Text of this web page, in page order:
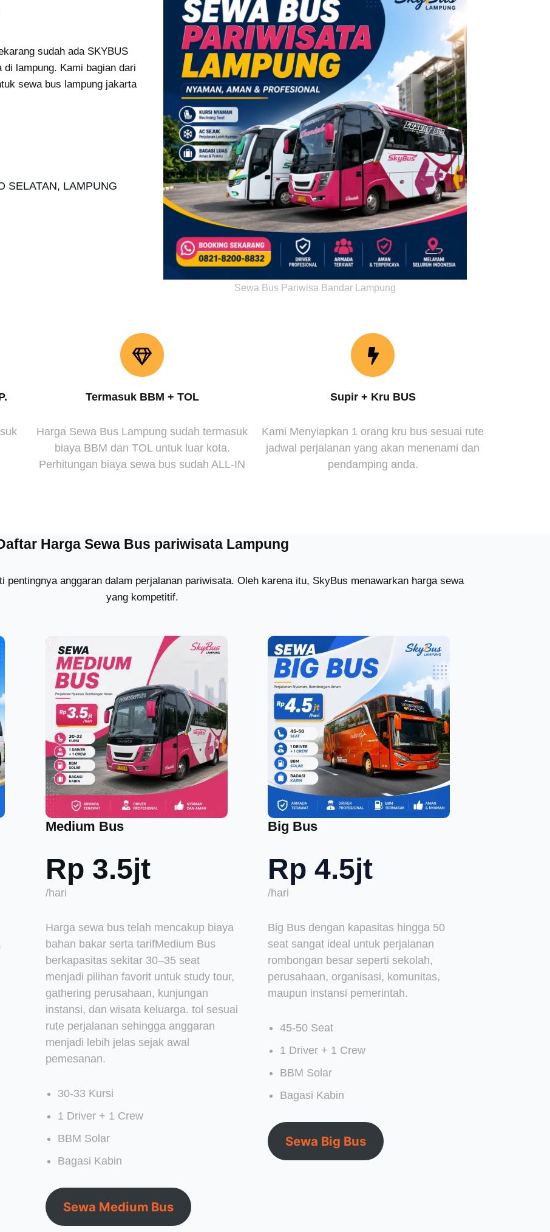
sudah ada SKYBUS
lampung. Kami bagian dari
sewa bus lampung jakarta
SELATAN, LAMPUNG
Sewa Bus Pariwisa Bandar Lampung
Termasuk BBM + TOL
Harga Sewa Bus Lampung sudah termasuk
biaya BBM dan TOL untuk luar kota.
Perhitungan biaya sewa bus sudah ALL-IN
Supir + Kru BUS
Kami Menyiapkan 1 orang kru bus sesuai rute
jadwal perjalanan yang akan menenami dan
pendamping anda.
Harga Sewa Bus pariwisata Lampung
pentingnya anggaran dalam perjalanan pariwisata. Oleh karena itu, SkyBus menawarkan harga sewa
yang kompetitif.
Medium Bus
Rp 3.5jt
/hari
Harga sewa bus telah mencakup biaya
bahan bakar serta tarifMedium Bus
berkapasitas sekitar 30–35 seat
menjadi pilihan favorit untuk study tour,
gathering perusahaan, kunjungan
instansi, dan wisata keluarga. tol sesuai
rute perjalanan sehingga anggaran
menjadi lebih jelas sejak awal
pemesanan.
30-33 Kursi
1 Driver + 1 Crew
BBM Solar
Bagasi Kabin
Sewa Medium Bus
Big Bus
Rp 4.5jt
/hari
Big Bus dengan kapasitas hingga 50
seat sangat ideal untuk perjalanan
rombongan besar seperti sekolah,
perusahaan, organisasi, komunitas,
maupun instansi pemerintah.
45-50 Seat
1 Driver + 1 Crew
BBM Solar
Bagasi Kabin
Sewa Big Bus